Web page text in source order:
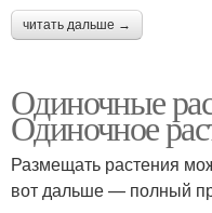
читать дальше →
Одиночные
Одиночное
Размещать растения
вот дальше — полный